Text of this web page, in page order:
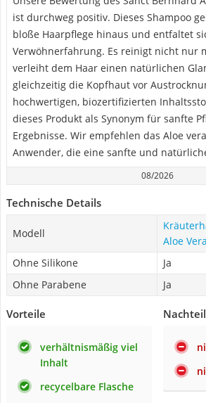
ist durchweg positiv. Dieses Shampoo
bloße Haarpflege hinaus und entfaltet
Verwöhnerfahrung. Es reinigt nicht nur
verleiht dem Haar einen natürlichen
gleichzeitig die Kopfhaut vor
hochwertigen, biozertifizierten
dieses Produkt als Synonym für sanfte
Ergebnisse. Wir empfehlen das Aloe
Anwender, die eine sanfte und
08/2026
Technische Details
Modell
Aloe
Ohne Silikone
Ja
Ohne Parabene
Ja
Vorteile
verhältnismäßig viel
Inhalt
recycelbare Flasche